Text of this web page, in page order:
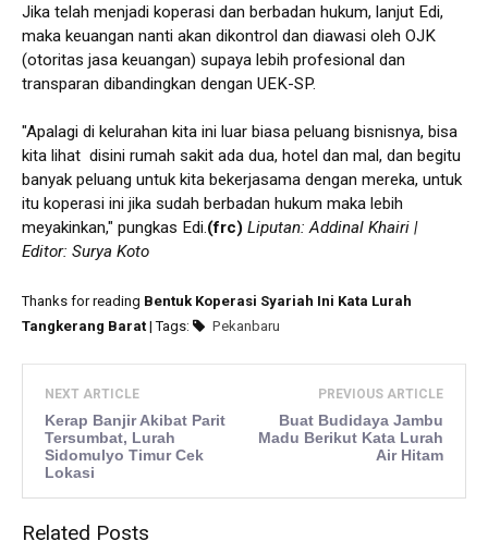
Jika telah menjadi koperasi dan berbadan hukum, lanjut Edi,
maka keuangan nanti akan dikontrol dan diawasi oleh OJK
(otoritas jasa keuangan) supaya lebih profesional dan
transparan dibandingkan dengan UEK-SP.
"Apalagi di kelurahan kita ini luar biasa peluang bisnisnya, bisa
kita lihat disini rumah sakit ada dua, hotel dan mal, dan begitu
banyak peluang untuk kita bekerjasama dengan mereka, untuk
itu koperasi ini jika sudah berbadan hukum maka lebih
meyakinkan," pungkas Edi.(frc) Liputan: Addinal Khairi |
Editor: Surya Koto
Thanks for reading Bentuk Koperasi Syariah Ini Kata Lurah
Tangkerang Barat | Tags: Pekanbaru
NEXT ARTICLE
Kerap Banjir Akibat Parit
Tersumbat, Lurah
Sidomulyo Timur Cek
Lokasi
PREVIOUS ARTICLE
Buat Budidaya Jambu
Madu Berikut Kata Lurah
Air Hitam
Related Posts